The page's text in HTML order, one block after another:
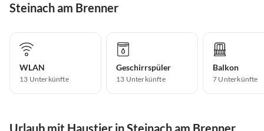
Steinach am Brenner
WLAN
13 Unterkünfte
Geschirrspüler
13 Unterkünfte
Balkon
7 Unterkünfte